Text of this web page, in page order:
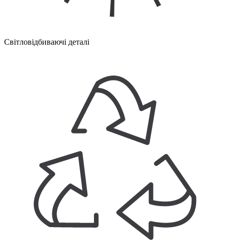
Світловідбиваючі деталі